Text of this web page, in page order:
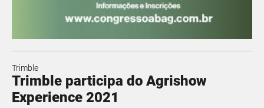
Trimble
Trimble participa do Agrishow
Experience 2021